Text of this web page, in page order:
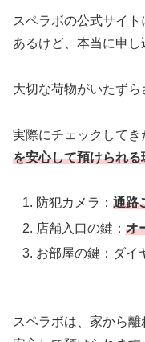
スペラボの公式サイ
あるけど、本当に申し
大切な荷物がいたずら
実際にチェックしてき
を安心して預けられ
防犯カメラ：通路
店舗入口の鍵：オ
お部屋の鍵：ダイ
スペラボは、家から